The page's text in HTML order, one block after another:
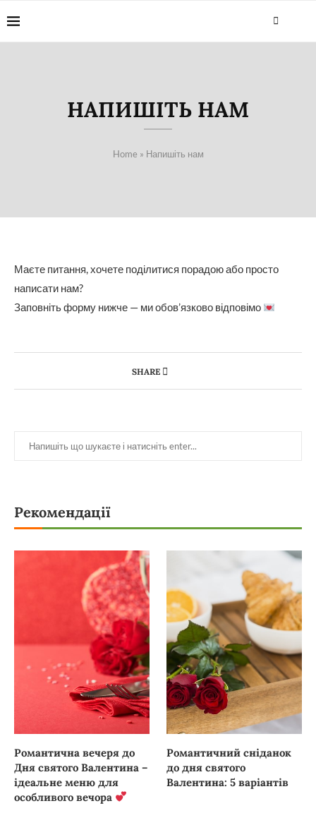
НАПИШІТЬ НАМ
Home » Напишіть нам
Маєте питання, хочете поділитися порадою або просто
написати нам?
Заповніть форму нижче — ми обов’язково відповімо
SHARE
Рекомендації
Романтична вечеря до
Дня святого Валентина –
ідеальне меню для
особливого вечора
Романтичний сніданок
до дня святого
Валентина: 5 варіантів